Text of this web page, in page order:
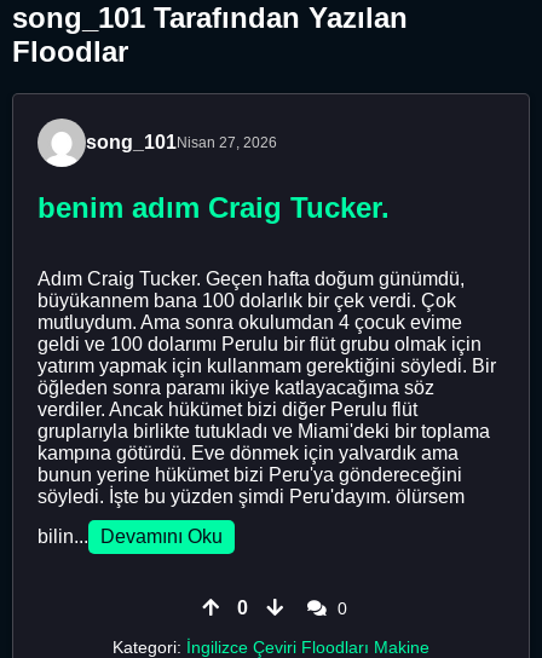
song_101 Tarafından Yazılan
Floodlar
song_101Nisan 27, 2026
benim adım Craig Tucker.
Adım Craig Tucker. Geçen hafta doğum günümdü,
büyükannem bana 100 dolarlık bir çek verdi. Çok
mutluydum. Ama sonra okulumdan 4 çocuk evime
geldi ve 100 dolarımı Perulu bir flüt grubu olmak için
yatırım yapmak için kullanmam gerektiğini söyledi. Bir
öğleden sonra paramı ikiye katlayacağıma söz
verdiler. Ancak hükümet bizi diğer Perulu flüt
gruplarıyla birlikte tutukladı ve Miami'deki bir toplama
kampına götürdü. Eve dönmek için yalvardık ama
bunun yerine hükümet bizi Peru'ya göndereceğini
söyledi. İşte bu yüzden şimdi Peru'dayım. ölürsem
bilin...
Devamını Oku
0
0
Kategori: İngilizce Çeviri Floodları Makine